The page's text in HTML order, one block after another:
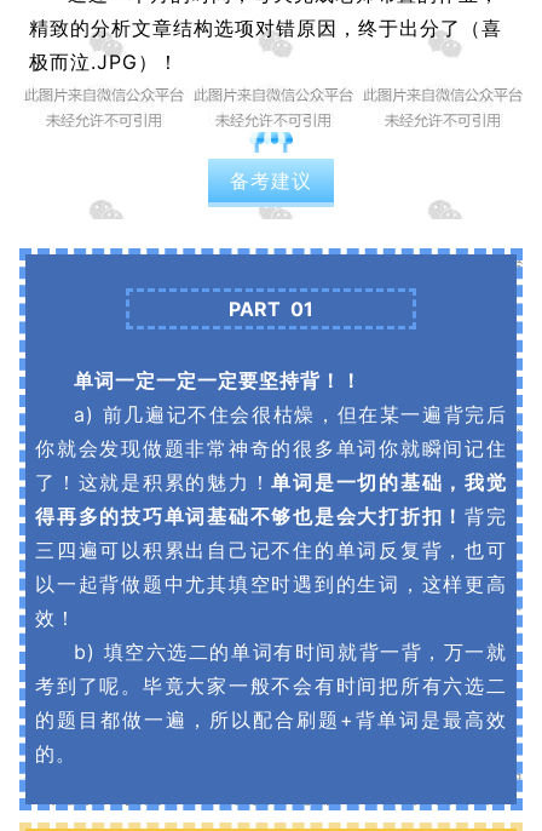
精致的分析文章结构选项对错原因，终于出分了（喜
极而泣.JPG）！
备考建议
PART 01
单词一定一定一定要坚持背！！
a) 前几遍记不住会很枯燥，但在某一遍背完后
你就会发现做题非常神奇的很多单词你就瞬间记住
了！这就是积累的魅力！单词是一切的基础，我觉
得再多的技巧单词基础不够也是会大打折扣！背完
三四遍可以积累出自己记不住的单词反复背，也可
以一起背做题中尤其填空时遇到的生词，这样更高
效！
b) 填空六选二的单词有时间就背一背，万一就
考到了呢。毕竟大家一般不会有时间把所有六选二
的题目都做一遍，所以配合刷题+背单词是最高效
的。